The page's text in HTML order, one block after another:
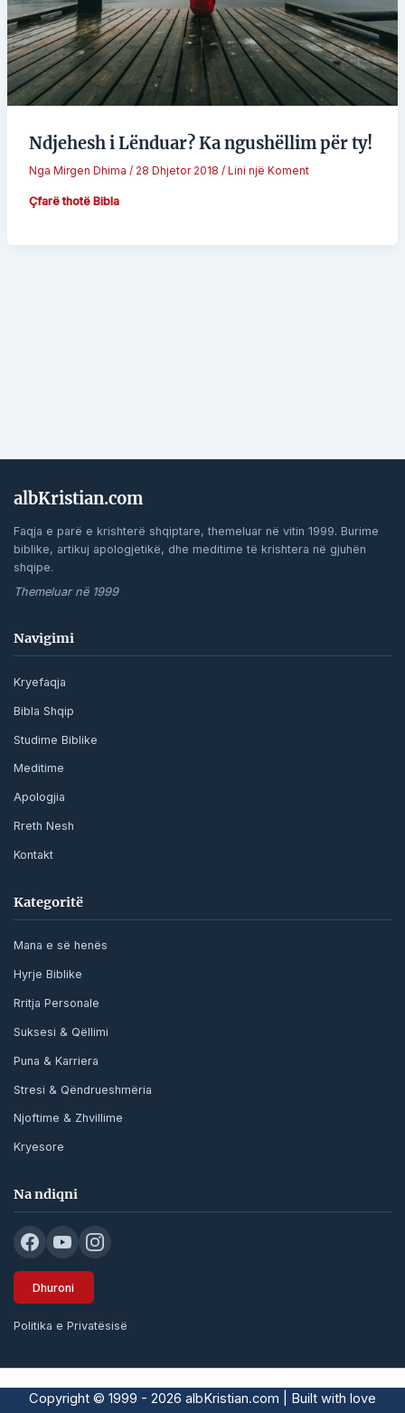
Ndjehesh i Lënduar? Ka ngushëllim për ty!
Nga Mirgen Dhima / 28 Dhjetor 2018 / Lini një Koment
Çfarë thotë Bibla
albKristian.com
Faqja e parë e krishterë shqiptare, themeluar në vitin 1999. Burime
biblike, artikuj apologjetikë, dhe meditime të krishtera në gjuhën
shqipe.
Themeluar në 1999
Navigimi
Kryefaqja
Bibla Shqip
Studime Biblike
Meditime
Apologjia
Rreth Nesh
Kontakt
Kategoritë
Mana e së henës
Hyrje Biblike
Rritja Personale
Suksesi & Qëllimi
Puna & Karriera
Stresi & Qëndrueshmëria
Njoftime & Zhvillime
Kryesore
Na ndiqni
Dhuroni
Politika e Privatësisë
Copyright © 1999 - 2026 albKristian.com | Built with love